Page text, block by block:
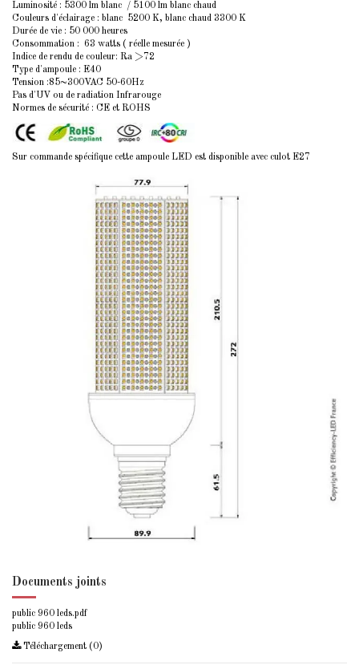
Luminosité : 5300 lm blanc / 5100 lm blanc chaud
Couleurs d'éclairage : blanc 5200 K, blanc chaud 3300 K
Durée de vie : 50 000 heures
Consommation : 63 watts ( réelle mesurée )
Indice de rendu de couleur: Ra >72
Type d'ampoule : E40
Tension :85~300VAC 50-60Hz
Pas d'UV ou de radiation Infrarouge
Normes de sécurité : CE et ROHS
Sur commande spécifique cette ampoule LED est disponible avec culot E27
Documents joints
public 960 leds.pdf
public 960 leds
Téléchargement (0)